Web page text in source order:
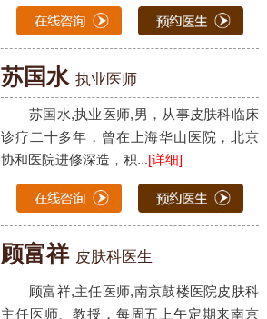
苏国水 执业医师
苏国水,执业医师,男，从事皮肤科临床
诊疗二十多年，曾在上海华山医院，北京
协和医院进修深造，积...[详细]
顾富祥 皮肤科医生
顾富祥,主任医师,南京鼓楼医院皮肤科
主任医师、教授，每周五上午定期来南京